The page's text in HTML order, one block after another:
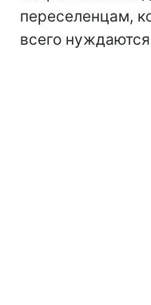
переселенцам,
всего